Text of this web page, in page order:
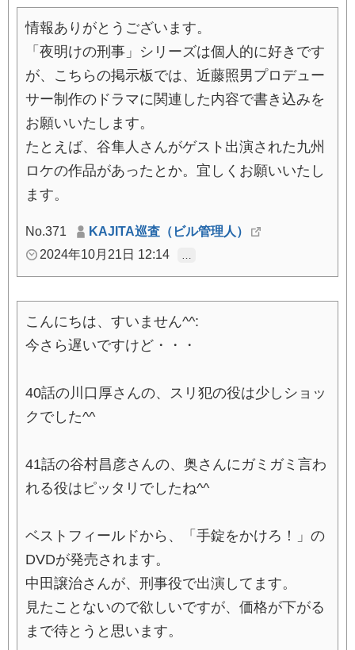
情報ありがとうございます。
「夜明けの刑事」シリーズは個人的に好きです
が、こちらの掲示板では、近藤照男プロデュー
サー制作のドラマに関連した内容で書き込みを
お願いいたします。
たとえば、谷隼人さんがゲスト出演された九州
ロケの作品があったとか。宜しくお願いいたし
ます。
No.371
KAJITA巡査（ビル管理人）
2024年10月21日 12:14
こんにちは、すいません^^:
今さら遅いですけど・・・
40話の川口厚さんの、スリ犯の役は少しショッ
クでした^^
41話の谷村昌彦さんの、奥さんにガミガミ言わ
れる役はピッタリでしたね^^
ベストフィールドから、「手錠をかけろ！」の
DVDが発売されます。
中田譲治さんが、刑事役で出演してます。
見たことないので欲しいですが、価格が下がる
まで待とうと思います。